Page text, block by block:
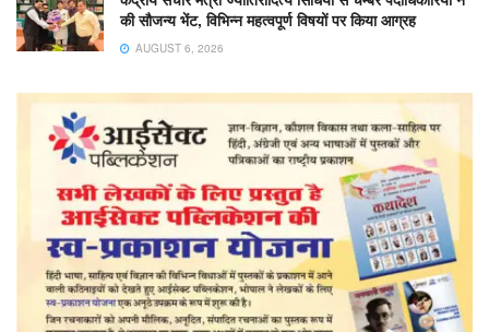
की सौजन्य भेंट, विभिन्न महत्वपूर्ण विषयों पर किया आग्रह
AUGUST 6, 2026